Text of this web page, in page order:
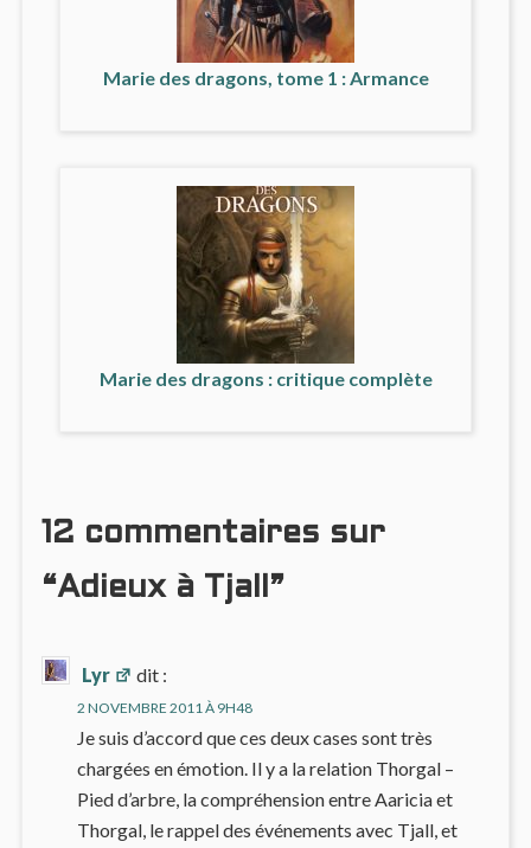
Marie des dragons, tome 1 : Armance
Marie des dragons : critique complète
12 commentaires sur
“Adieux à Tjall”
Lyr dit :
2 NOVEMBRE 2011 À 9H48
Je suis d’accord que ces deux cases sont très
chargées en émotion. Il y a la relation Thorgal –
Pied d’arbre, la compréhension entre Aaricia et
Thorgal, le rappel des événements avec Tjall, et